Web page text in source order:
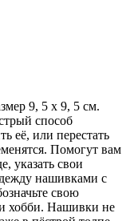
9, 5 х 9, 5 см.
способ
её, или перестать
Помогут вам
указать свои
нашивками с
свою
хобби. Нашивки не